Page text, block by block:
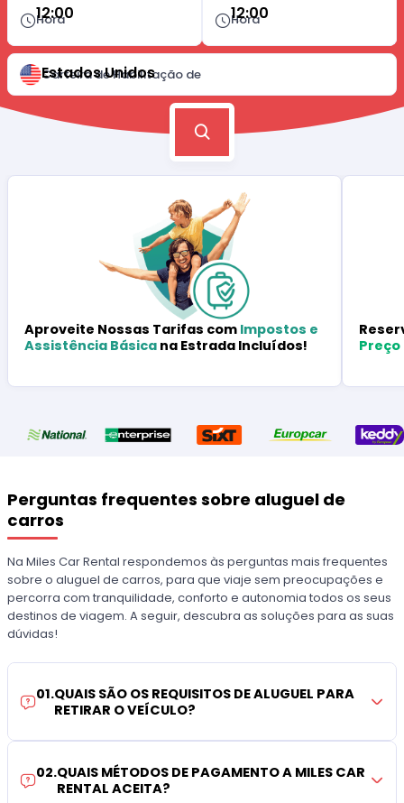
Hora
12:00 Hora
12:00
Carteira de Habilitação de
Estados Unidos
Aproveite Nossas Tarifas com Impostos e
Assistência Básica na Estrada Incluídos!
Preço
Perguntas frequentes sobre aluguel de
carros
Na Miles Car Rental respondemos às perguntas mais frequentes
sobre o aluguel de carros, para que viaje sem preocupações e
percorra com tranquilidade, conforto e autonomia todos os seus
destinos de viagem. A seguir, descubra as soluções para as suas
dúvidas!
01.QUAIS SÃO OS REQUISITOS DE ALUGUEL PARA
RETIRAR O VEÍCULO?
02.QUAIS MÉTODOS DE PAGAMENTO A MILES CAR
RENTAL ACEITA?